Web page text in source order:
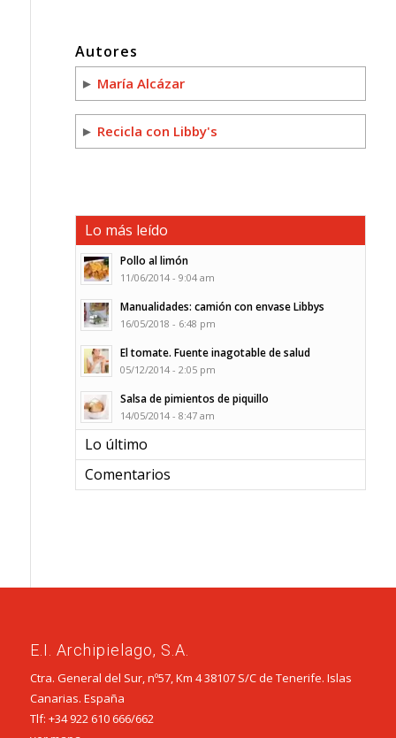
Autores
► María Alcázar
► Recicla con Libby's
Lo más leído
Pollo al limón
11/06/2014 - 9:04 am
Manualidades: camión con envase Libbys
16/05/2018 - 6:48 pm
El tomate. Fuente inagotable de salud
05/12/2014 - 2:05 pm
Salsa de pimientos de piquillo
14/05/2014 - 8:47 am
Lo último
Comentarios
E.I. Archipielago, S.A.
Ctra. General del Sur, nº57, Km 4 38107 S/C de Tenerife. Islas
Canarias. España
Tlf: +34 922 610 666/662